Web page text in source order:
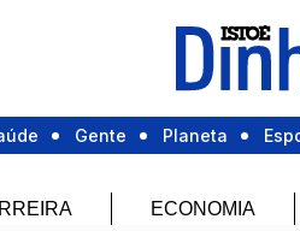
Gente Planeta
ECONOMIA